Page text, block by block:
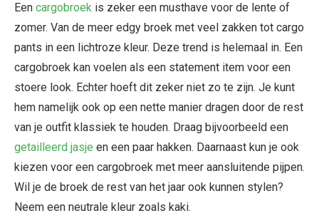
Een cargobroek is zeker een musthave voor de lente of
zomer. Van de meer edgy broek met veel zakken tot cargo
pants in een lichtroze kleur. Deze trend is helemaal in. Een
cargobroek kan voelen als een statement item voor een
stoere look. Echter hoeft dit zeker niet zo te zijn. Je kunt
hem namelijk ook op een nette manier dragen door de rest
van je outfit klassiek te houden. Draag bijvoorbeeld een
getailleerd jasje en een paar hakken. Daarnaast kun je ook
kiezen voor een cargobroek met meer aansluitende pijpen.
Wil je de broek de rest van het jaar ook kunnen stylen?
Neem een neutrale kleur zoals kaki.